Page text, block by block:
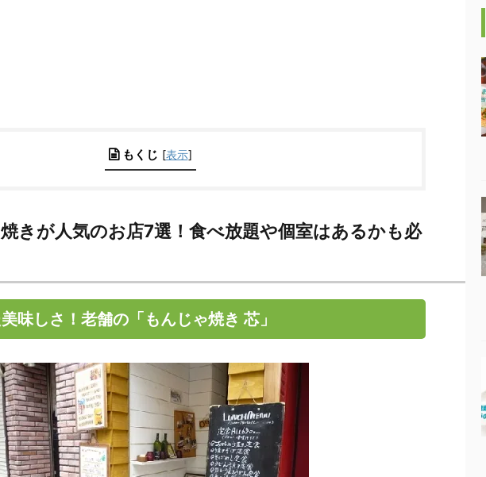
もくじ [表示]
きが人気のお店7選！食べ放題や個室はあるかも必
味しさ！老舗の「もんじゃ焼き 芯」